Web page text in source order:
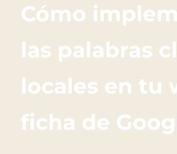
Cómo
las palabras
locales en tu
ficha de